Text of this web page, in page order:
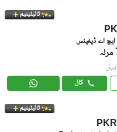
ٹائیٹینیم
کال
ٹائیٹینیم
PKR